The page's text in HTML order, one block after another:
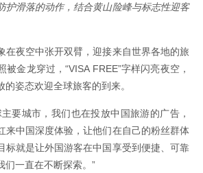
护滑落的动作，结合黄山险峰与标志性迎客
在夜空中张开双臂，迎接来自世界各地的旅
金龙穿过，“VISA FREE”字样闪亮夜空，
的姿态欢迎全球旅客的到来。
要城市，我们也在投放中国旅游的广告，
来中国深度体验，让他们在自己的粉丝群体
标就是让外国游客在中国享受到便捷、可靠
们一直在不断探索。”